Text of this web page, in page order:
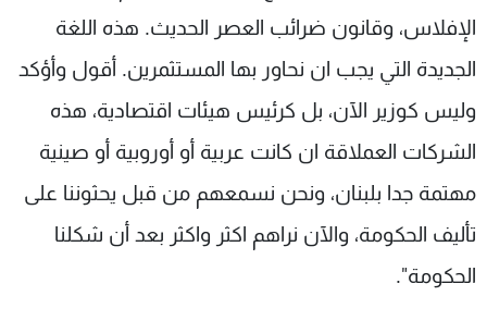
الإفلاس، وقانون ضرائب العصر الحديث. هذه اللغة
الجديدة التي يجب ان نحاور بها المستثمرين. أقول وأؤكد
وليس كوزير الآن، بل كرئيس هيئات اقتصادية، هذه
الشركات العملاقة ان كانت عربية أو أوروبية أو صينية
مهتمة جدا بلبنان، ونحن نسمعهم من قبل يحثوننا على
تأليف الحكومة، والآن نراهم اكثر واكثر بعد أن شكلنا
الحكومة".